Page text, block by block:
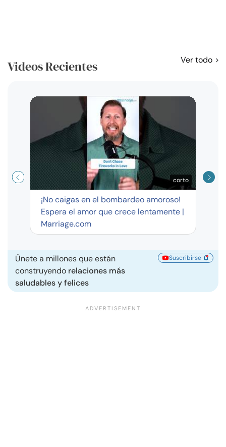
Videos Recientes Ver todo
corto
¡No caigas en el bombardeo amoroso!
Espera el amor que crece lentamente |
Marriage.com
Únete a millones que están
construyendo relaciones más
saludables y felices
Suscribirse